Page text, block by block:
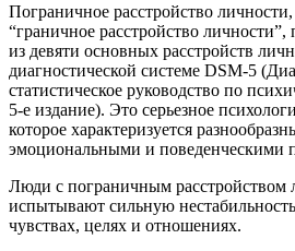
Пограничное расстройство
“граничное расстройство личности”,
из девяти основных расстройств
диагностической системе DSM-5
статистическое руководство по
5-е издание). Это серьезное
которое характеризуется
эмоциональными и поведенческими
Люди с пограничным расстройством
испытывают сильную
чувствах, целях и отношениях.